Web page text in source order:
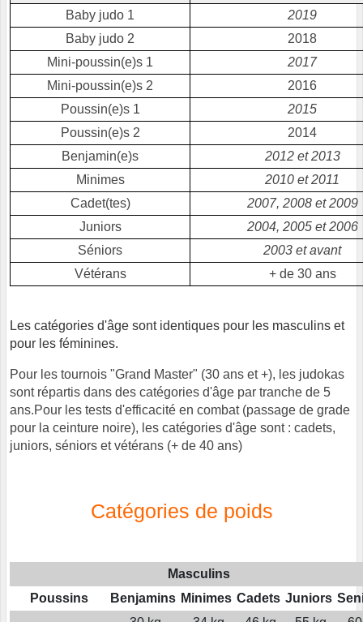
Baby judo 1
2019
Baby judo 2
2018
Mini-poussin(e)s 1
2017
Mini-poussin(e)s 2
2016
Poussin(e)s 1
2015
Poussin(e)s 2
2014
Benjamin(e)s
2012 et 2013
Minimes
2010 et 2011
Cadet(tes)
2007, 2008 et 2009
Juniors
2004, 2005 et 2006
Séniors
2003 et avant
Vétérans
+ de 30 ans
Les catégories d'âge sont identiques pour les masculins et
pour les féminines.
Pour les tournois "Grand Master" (30 ans et +), les judokas
sont répartis dans des catégories d'âge par tranche de 5
ans.Pour les tests d'efficacité en combat (passage de grade
pour la ceinture noire), les catégories d'âge sont : cadets,
juniors, séniors et vétérans (+ de 40 ans)
Catégories de poids
Masculins
Poussins
Benjamins Minimes Cadets Juniors